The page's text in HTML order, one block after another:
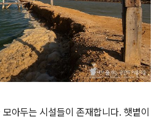
아두는 시설들이 존재합니다. 햇볕이